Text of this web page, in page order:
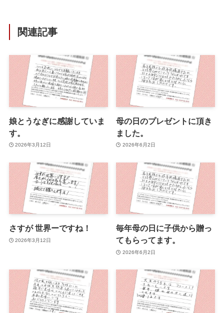
関連記事
娘とうなぎに感謝していま
す。
2026年3月12日
母の日のプレゼントに頂き
ました。
2026年6月2日
さすが 世界ーですね！
2026年3月12日
毎年母の日に子供から贈っ
てもらってます。
2026年6月2日